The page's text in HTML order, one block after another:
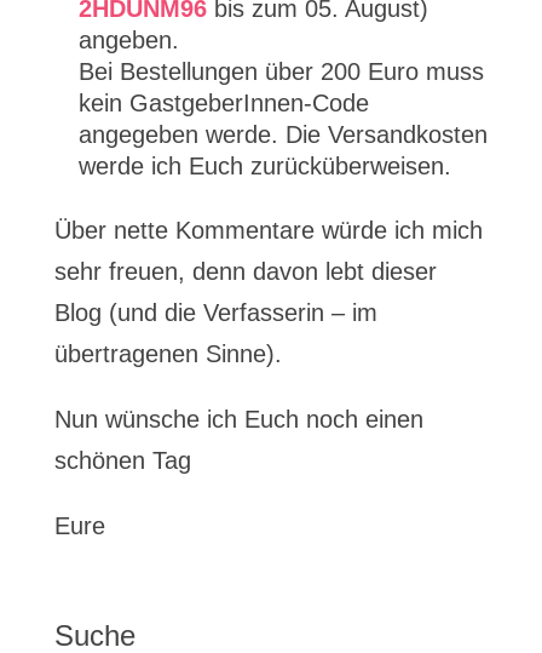
2HDUNM96bis zum 05. August)
angeben.
Bei Bestellungen über 200 Euro muss
kein GastgeberInnen-Code
angegeben werde. Die Versandkosten
werde ich Euch zurücküberweisen.
Über nette Kommentare würde ich mich
sehr freuen, denn davon lebt dieser
Blog (und die Verfasserin – im
übertragenen Sinne).
Nun wünsche ich Euch noch einen
schönen Tag
Eure
Suche